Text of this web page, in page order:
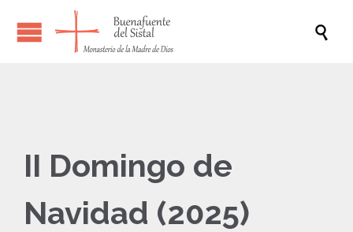

II Domingo de
Navidad (2025)